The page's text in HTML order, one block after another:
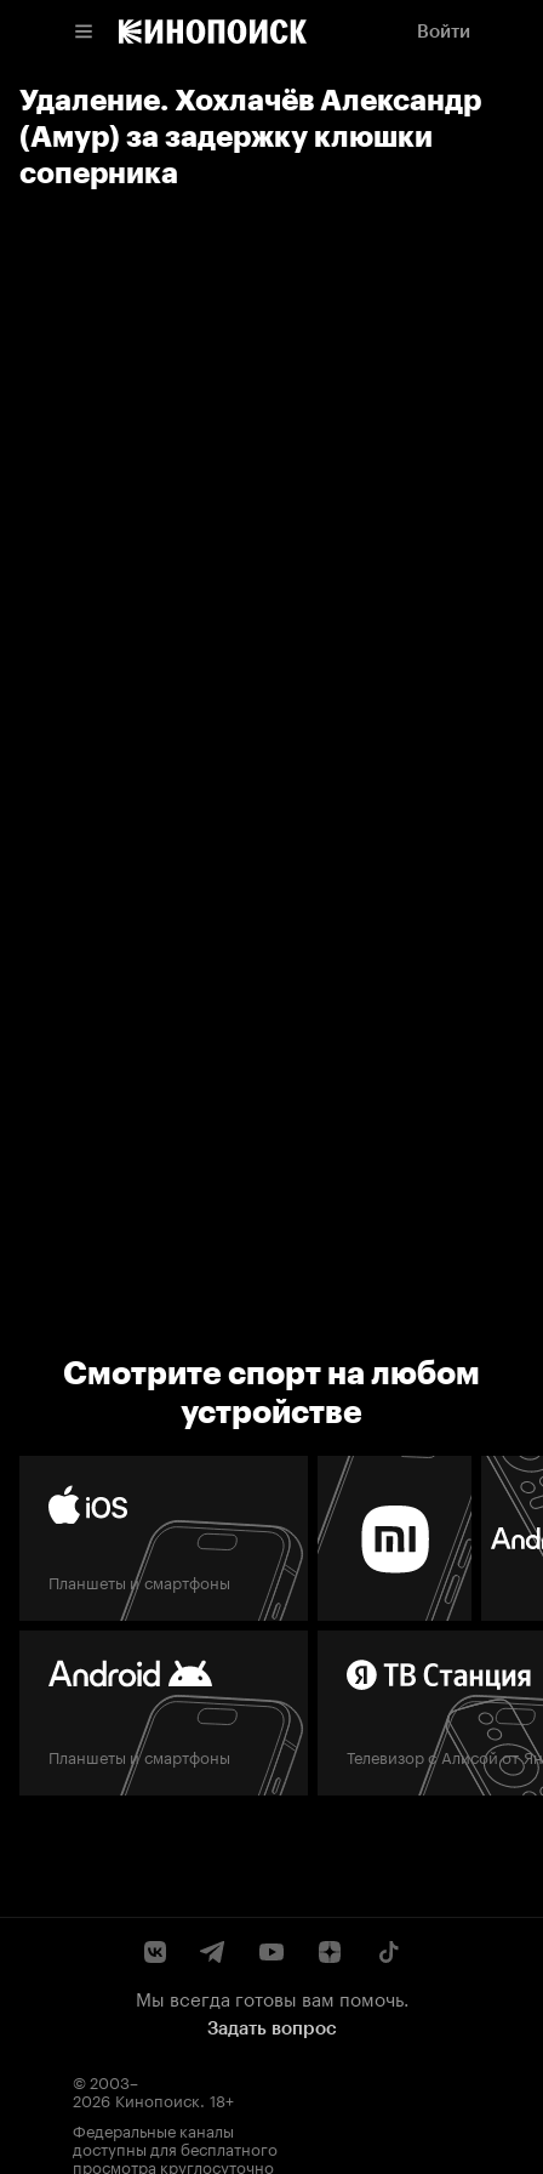
Войти
Удаление. Хохлачёв Александр
(Амур) за задержку клюшки
соперника
Смотрите спорт на любом
устройстве
Планшеты и смартфоны
Планшеты и смартфоны Телевизор с Алисой от
Мы всегда готовы вам помочь.
Задать вопрос
© 2003–
2026 Кинопоиск. 18+
Федеральные каналы
доступны для бесплатного
просмотра круглосуточно